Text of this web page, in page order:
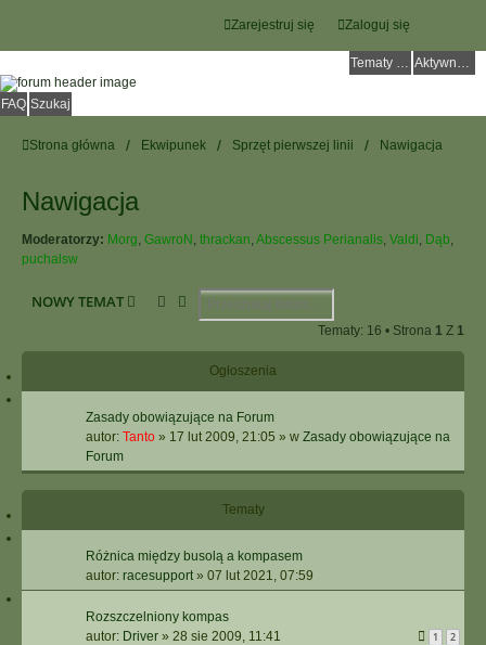
Zaloguj się
Zarejestruj się
Tematy bez odpowiedzi Aktywne tematy
FAQ Szukaj
Strona główna Ekwipunek Sprzęt pierwszej linii Nawigacja
Nawigacja
Moderatorzy: Morg, GawroN , thrackan, Abscessus Perianalis, Valdi, Dąb,
puchalsw
NOWY TEMAT SzukajWyszukiwanie Zaawansowane
Tematy: 16 • Strona 1 Z 1
Ogłoszenia
Zasady obowiązujące na Forum
autor: Tanto » 17 lut 2009, 21:05 » w Zasady obowiązujące na
Forum
Tematy
Różnica między busolą a kompasem
autor: racesupport» 07 lut 2021, 07:59
Rozszczelniony kompas
autor: Driver » 28 sie 2009, 11:41 1 2